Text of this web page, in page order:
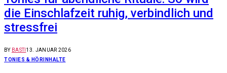
die Einschlafzeit ruhig, verbindlich und
stressfrei
BY BASTI 13. JANUAR 2026
TONIES & HÖRINHALTE